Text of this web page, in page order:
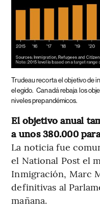
Trudeau recorta el objetivo de
elegido. Canadá rebaja los
niveles prepandémicos.
El objetivo anual
a unos 380.000
La noticia fue
el National Post el
Inmigración, Marc
definitivas al
mañana.